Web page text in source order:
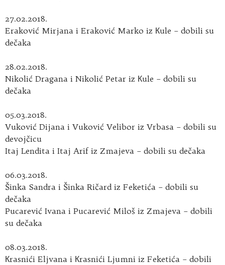
27.02.2018.
Eraković Mirjana i Eraković Marko iz Кule – dobili su
dečaka
28.02.2018.
Nikolić Dragana i Nikolić Petar iz Кule – dobili su
dečaka
05.03.2018.
Vuković Dijana i Vuković Velibor iz Vrbasa – dobili su
devojčicu
Itaj Lendita i Itaj Arif iz Zmajeva – dobili su dečaka
06.03.2018.
Šinka Sandra i Šinka Ričard iz Feketića – dobili su
dečaka
Pucarević Ivana i Pucarević Miloš iz Zmajeva – dobili
su dečaka
08.03.2018.
Кrasnići Eljvana i Кrasnići Ljumni iz Feketića – dobili